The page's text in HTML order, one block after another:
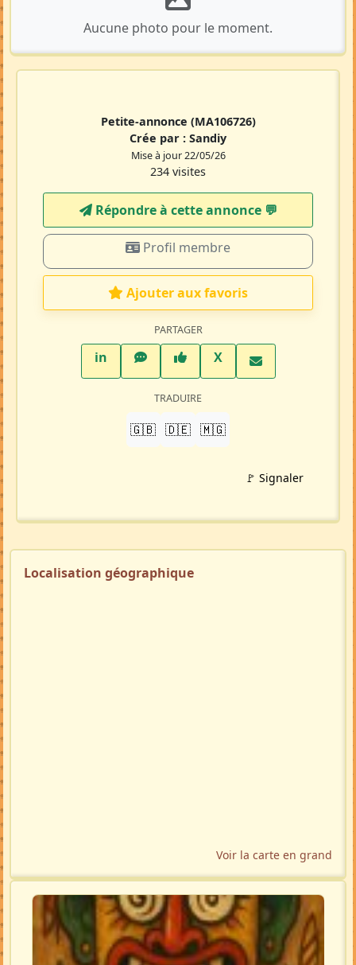
Aucune photo pour le moment.
Petite-annonce (MA106726)
Crée par : Sandiy
Mise à jour 22/05/26
234 visites
Répondre à cette annonce 💬​
Profil membre
Ajouter aux favoris
PARTAGER
inLinkedInWhatsAppFacebook
XTwitter X
TRADUIRE
🇬🇧 🇩🇪 🇲🇬
🚩 Signaler
Localisation géographique
Voir la carte en grand